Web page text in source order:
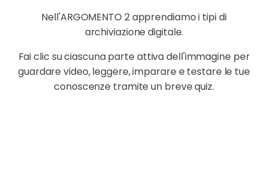
Nell'ARGOMENTO 2 apprendiamo i tipi di
archiviazione digitale.
Fai clic su ciascuna parte attiva dell'immagine per
guardare video, leggere, imparare e testare le tue
conoscenze tramite un breve quiz.